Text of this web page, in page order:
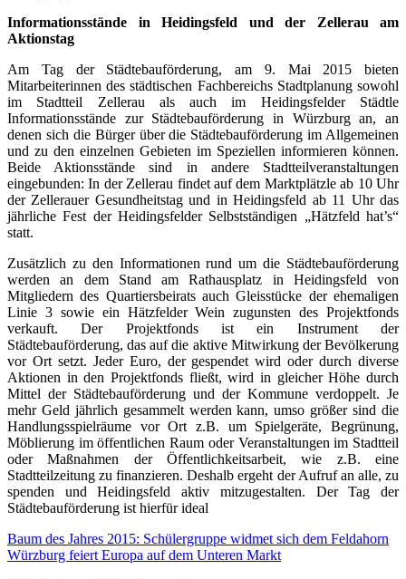
Informationsstände in Heidingsfeld und der Zellerau am
Aktionstag
Am Tag der Städtebauförderung, am 9. Mai 2015 bieten
Mitarbeiterinnen des städtischen Fachbereichs Stadtplanung sowohl
im Stadtteil Zellerau als auch im Heidingsfelder Städtle
Informationsstände zur Städtebauförderung in Würzburg an, an
denen sich die Bürger über die Städtebauförderung im Allgemeinen
und zu den einzelnen Gebieten im Speziellen informieren können.
Beide Aktionsstände sind in andere Stadtteilveranstaltungen
eingebunden: In der Zellerau findet auf dem Marktplätzle ab 10 Uhr
der Zellerauer Gesundheitstag und in Heidingsfeld ab 11 Uhr das
jährliche Fest der Heidingsfelder Selbstständigen „Hätzfeld hat’s“
statt.
Zusätzlich zu den Informationen rund um die Städtebauförderung
werden an dem Stand am Rathausplatz in Heidingsfeld von
Mitgliedern des Quartiersbeirats auch Gleisstücke der ehemaligen
Linie 3 sowie ein Hätzfelder Wein zugunsten des Projektfonds
verkauft. Der Projektfonds ist ein Instrument der
Städtebauförderung, das auf die aktive Mitwirkung der Bevölkerung
vor Ort setzt. Jeder Euro, der gespendet wird oder durch diverse
Aktionen in den Projektfonds fließt, wird in gleicher Höhe durch
Mittel der Städtebauförderung und der Kommune verdoppelt. Je
mehr Geld jährlich gesammelt werden kann, umso größer sind die
Handlungsspielräume vor Ort z.B. um Spielgeräte, Begrünung,
Möblierung im öffentlichen Raum oder Veranstaltungen im Stadtteil
oder Maßnahmen der Öffentlichkeitsarbeit, wie z.B. eine
Stadtteilzeitung zu finanzieren. Deshalb ergeht der Aufruf an alle, zu
spenden und Heidingsfeld aktiv mitzugestalten. Der Tag der
Städtebauförderung ist hierfür ideal
Beitragsnavigation
Baum des Jahres 2015: Schülergruppe widmet sich dem Feldahorn
Würzburg feiert Europa auf dem Unteren Markt